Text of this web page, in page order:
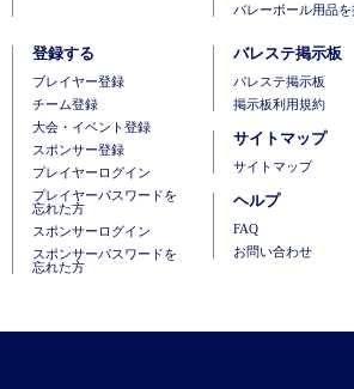
バレーボール用品を
登録する
ブレイヤー登録
チーム登録
大会・イベント登録
スポンサー登録
プレイヤーログイン
プレイヤーパスワードを
忘れた方
スポンサーログイン
スポンサーパスワードを
忘れた方
バレステ掲示板
バレステ掲示板
掲示板利用規約
サイトマップ
サイトマップ
ヘルプ
FAQ
お問い合わせ